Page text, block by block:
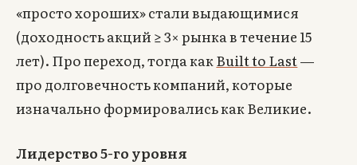
«просто хороших» стали выдающимися
(доходность акций ≥ 3× рынка в течение 15
лет). Про переход, тогда какBuilt to Last—
про долговечность компаний, которые
изначально формировались как Великие.
Лидерство 5-го уровня